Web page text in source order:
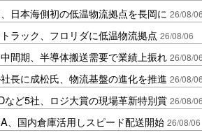
日本海側初の低温物流拠点を長岡に 26/08/06
ラック、フロリダに低温物流拠点 26/08/06
間期、半導体搬送需要で業績上振れ 26/08/06
長に成松氏、物流基盤の進化を推進 26/08/06
など5社、ロジ大賞の現場革新特別賞 26/08/06
、国内倉庫活用しスピード配送開始 26/08/06